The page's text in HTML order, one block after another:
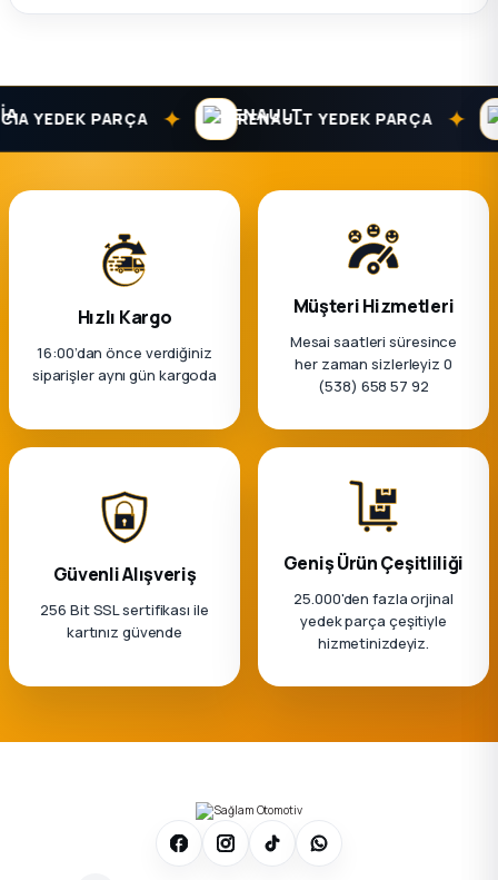
YEDEK PARÇA ✦ RENAULT YEDEK PARÇA ✦
Hızlı Kargo
16:00’dan önce verdiğiniz
siparişler aynı gün kargoda
Müşteri Hizmetleri
Mesai saatleri süresince
her zaman sizlerleyiz 0
(538) 658 57 92
Güvenli Alışveriş
256 Bit SSL sertifikası ile
kartınız güvende
Geniş Ürün Çeşitliliği
25.000'den fazla orjinal
yedek parça çeşitiyle
hizmetinizdeyiz.